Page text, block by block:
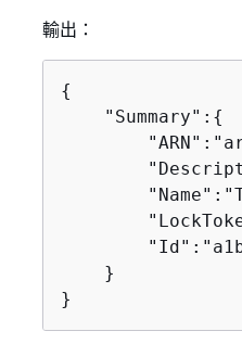
輸出：
{
    "Summary":
{
    }
}